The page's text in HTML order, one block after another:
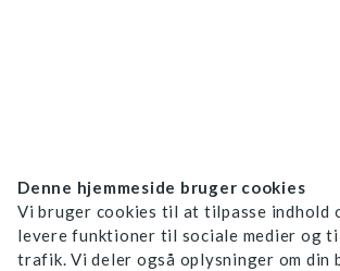
Denne hjemmeside bruger cookies
Vi bruger cookies til at tilpasse indhold
levere funktioner til sociale medier og
trafik. Vi deler også oplysninger om din